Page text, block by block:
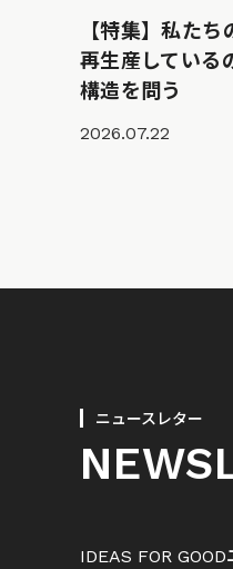
【特集】私た
再生産している
構造を問う
2026.07.22
ニュースレター
IDEAS FOR